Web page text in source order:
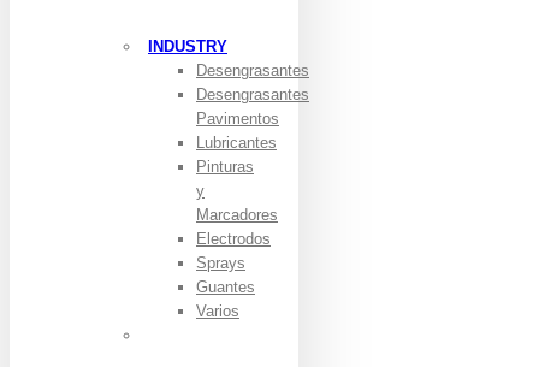
INDUSTRY
Desengrasantes
Desengrasantes
Pavimentos
Lubricantes
Pinturas
y
Marcadores
Electrodos
Sprays
Guantes
Varios